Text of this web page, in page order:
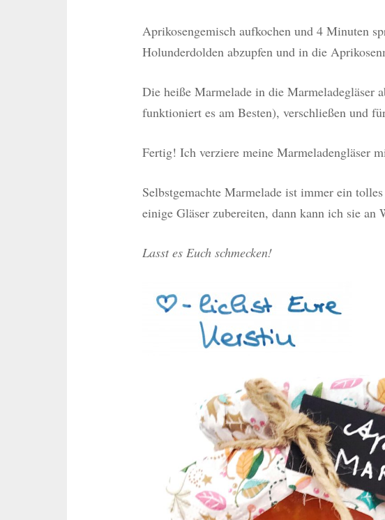
Aprikosengemisch aufkochen und 4 Minuten
Holunderdolden abzupfen und in die
Die heiße Marmelade in die Marmeladegläser
funktioniert es am Besten), verschließen und
Fertig! Ich verziere meine Marmeladengläser
Selbstgemachte Marmelade ist immer ein
einige Gläser zubereiten, dann kann ich sie an
Lasst es Euch schmecken!